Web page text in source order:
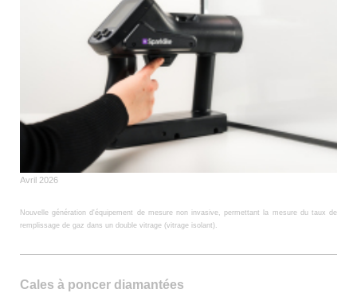
Avril 2026
Nouvelle génération d'équipement de mesure non invasive, permettant la mesure du taux de
remplissage de gaz dans un double vitrage (vitrage isolant).
Cales à poncer diamantées